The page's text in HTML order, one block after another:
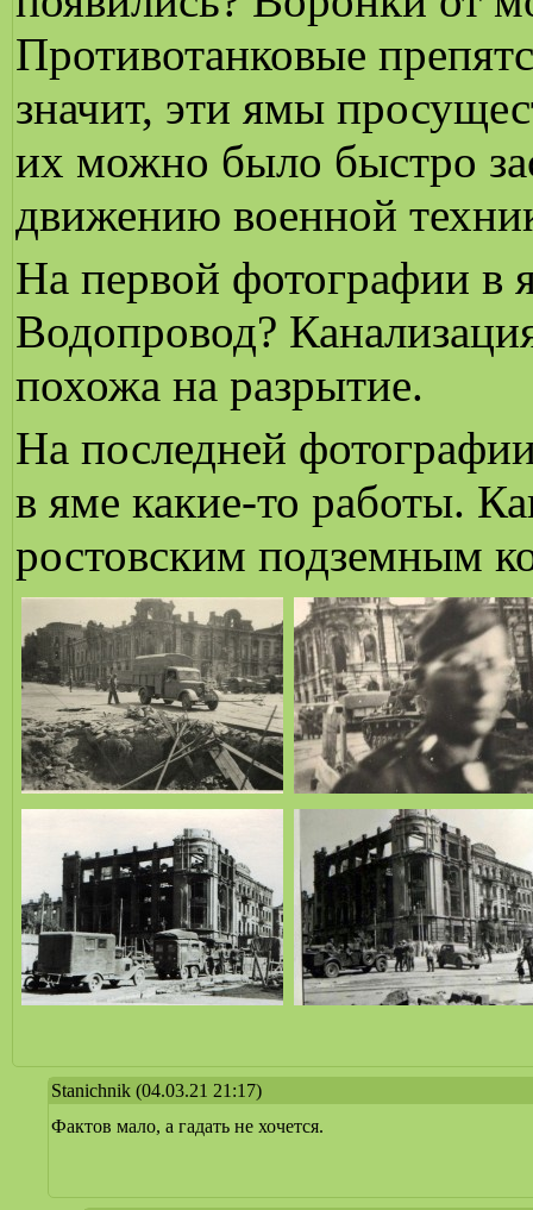
Противотанковые
значит, эти ямы
их можно было быстро
движению военной
На первой фотографии в
Водопровод?
похожа на разрытие.
На последней
в яме какие-то работы.
ростовским подземным
Stanichnik (04.03.21 21:17)
Фактов мало, а гадать не хочется.